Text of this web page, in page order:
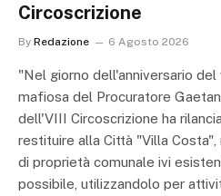
Circoscrizione
By Redazione 6 Agosto 2026
"Nel giorno dell'anniversario
mafiosa del Procuratore
dell'VIII Circoscrizione ha
restituire alla Città "Villa
di proprietà comunale ivi
possibile, utilizzandolo per